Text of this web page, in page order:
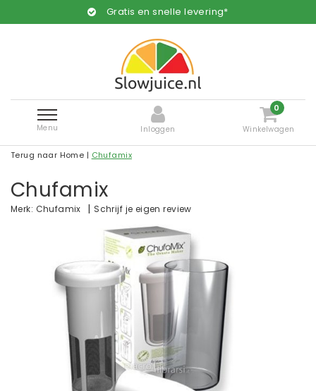
Gratis en snelle levering*
Menu Inloggen
0
Winkelwagen
Terug naar Home | Chufamix
Chufamix
Merk: Chufamix | Schrijf je eigen review